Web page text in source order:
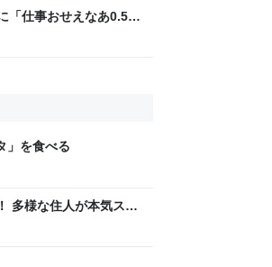
「仕事おせえなあ0.5秒
早く消えろ」と耳元
」を食べる
多様な住人が本気スキ
上”戦略 東京・中央区